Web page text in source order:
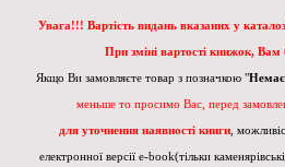
Увага!!! Вартість видань вказаних у
При зміні вартості книжок, Вам
Якщо Ви замовляєте товар з позначкою "Немає
меньше то просимо Вас, перед
для уточнення наявності книги ,
електронної версії e-book(тільки